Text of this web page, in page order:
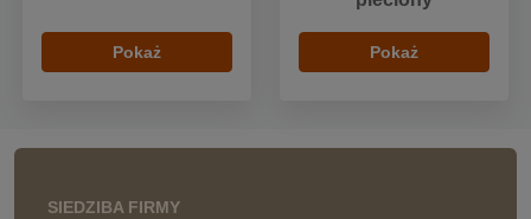
Pokaż Pokaż
SIEDZIBA FIRMY